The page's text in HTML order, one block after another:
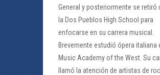
General y posteriormente se retiró
la Dos Pueblos High School para
enfocarse en su carrera musical.
Brevemente estudió ópera italiana
Music Academy of the West. Su
llamó la atención de artistas de